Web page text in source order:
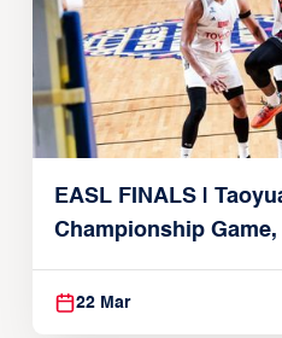
EASL FINALS |
Championship
Alvark Tokyo
22 Mar